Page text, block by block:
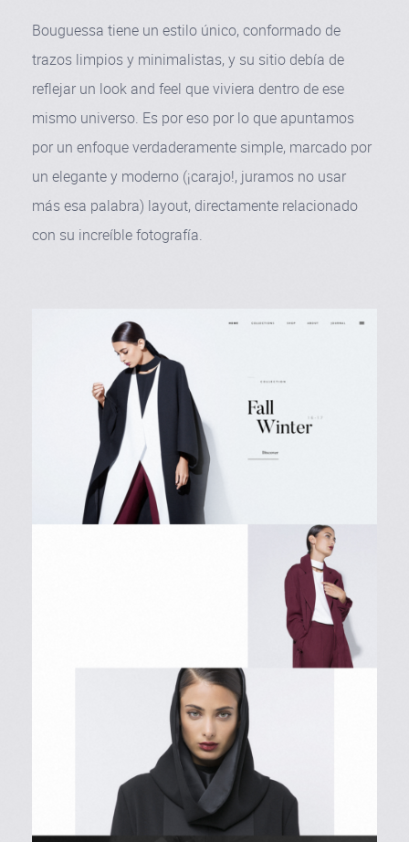
Bouguessa tiene un estilo único, conformado de
trazos limpios y minimalistas, y su sitio debía de
reflejar un look and feel que viviera dentro de ese
mismo universo. Es por eso por lo que apuntamos
por un enfoque verdaderamente simple, marcado por
un elegante y moderno (¡carajo!, juramos no usar
más esa palabra) layout, directamente relacionado
con su increíble fotografía.